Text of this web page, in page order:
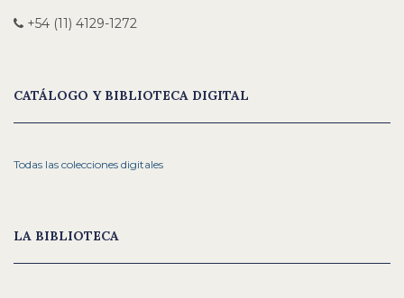
+54 (11) 4129-1272
CATÁLOGO Y BIBLIOTECA DIGITAL
Todas las colecciones digitales
LA BIBLIOTECA